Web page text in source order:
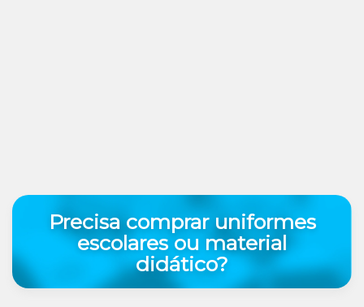
Precisa comprar uniformes
escolares ou material
didático?